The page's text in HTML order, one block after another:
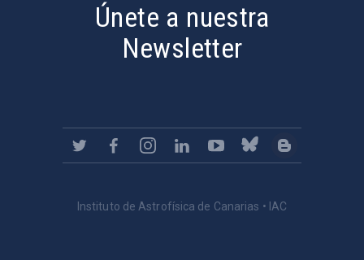
Únete a nuestra
Newsletter
Instituto de Astrofísica de Canarias • IAC